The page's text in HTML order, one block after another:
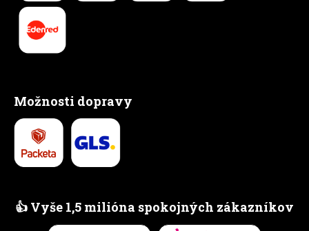
Možnosti dopravy
👍 Vyše 1,5 milióna spokojných zákazníkov